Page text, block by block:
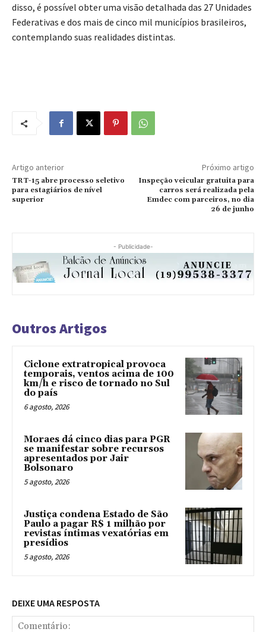
disso, é possível obter uma visão detalhada das 27 Unidades
Federativas e dos mais de cinco mil municípios brasileiros,
contemplando suas realidades distintas.
Artigo anterior
TRT-15 abre processo seletivo
para estagiários de nível
superior
Próximo artigo
Inspeção veicular gratuita para
carros será realizada pela
Emdec com parceiros, no dia
26 de junho
- Publicidade-
Outros Artigos
Ciclone extratropical provoca
temporais, ventos acima de 100
km/h e risco de tornado no Sul
do país
6 agosto, 2026
Moraes dá cinco dias para PGR
se manifestar sobre recursos
apresentados por Jair
Bolsonaro
5 agosto, 2026
Justiça condena Estado de São
Paulo a pagar R$ 1 milhão por
revistas íntimas vexatórias em
presídios
5 agosto, 2026
DEIXE UMA RESPOSTA